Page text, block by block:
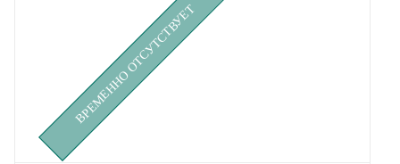
ВРЕМЕННО ОТСУТСТВУЕТ